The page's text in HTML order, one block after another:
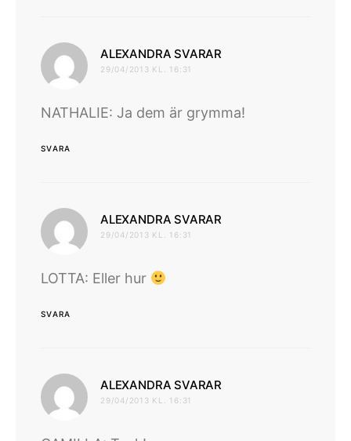
ALEXANDRA SVARAR
29/04/2013 KL. 16:31
NATHALIE: Ja dem är grymma!
SVARA
ALEXANDRA SVARAR
29/04/2013 KL. 16:31
LOTTA: Eller hur
SVARA
ALEXANDRA SVARAR
29/04/2013 KL. 16:31